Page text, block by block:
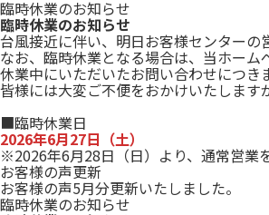
臨時休業のお知らせ
臨時休業のお知らせ
台風接近に伴い、明日お客様センターの
なお、臨時休業となる場合は、当ホーム
休業中にいただいたお問い合わせにつき
皆様には大変ご不便をおかけいたします
■臨時休業日
2026年6月27日（土）
※2026年6月28日（日）より、通常営業
お客様の声更新
お客様の声5月分更新いたしました。
臨時休業のお知らせ